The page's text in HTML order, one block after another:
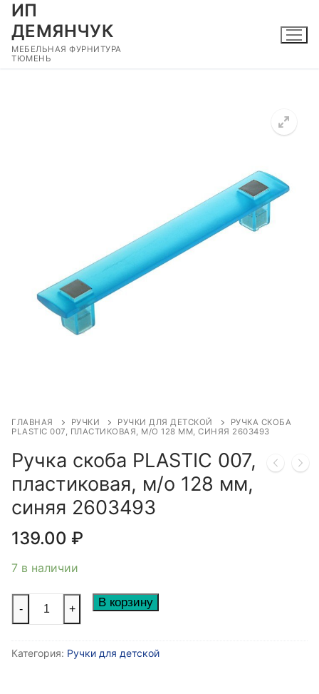
Перейти
содержимому
ИП
ДЕМЯНЧУК
МЕБЕЛЬНАЯ ФУРНИТУРА
ТЮМЕНЬ
ГЛАВНАЯ РУЧКИ РУЧКИ ДЛЯ ДЕТСКОЙ
РУЧКА СКОБА
PLASTIC 007, ПЛАСТИКОВАЯ, М/О 128 ММ, СИНЯЯ 2603493
Ручка скоба PLASTIC 007,
пластиковая, м/о 128 мм,
синяя 2603493
139.00 ₽
7 в наличии
Количество
скоба
- + В корзину
Категория: Ручки для детской